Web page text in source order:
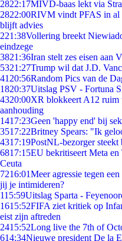
2822:17MIVD-baas lekt via
2822:00RIVM vindt PFAS in al
blijft advies
221:38Vollering breekt
eindzege
3821:36Iran stelt zes eisen aan
5321:27Trump wil dat J.D.
41 20:56Random Pics van de
1820:37Uitslag PSV - Fortuna
4320:00XR blokkeert A12 ruim
aanhouding
1417:23Geen 'happy end' bij
3517:22Britney Spears: "Ik
4317:19PostNL-bezorger
6817:15EU bekritiseert Meta
Ceuta
7216:01Meer agressie tegen
jij je intimideren?
115:59Uitslag Sparta -
1615:52FIFA ziet kritiek op
eist zijn aftreden
2415:52Long live the 7th of
614:34Nieuwe president De la